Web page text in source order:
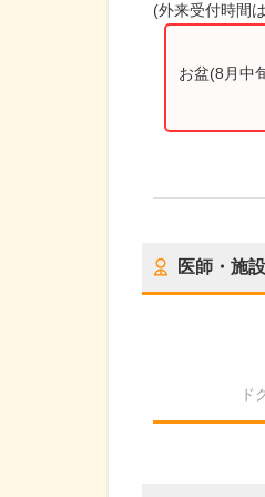
(外来受付時間
お盆(8月中
医師・施
ド